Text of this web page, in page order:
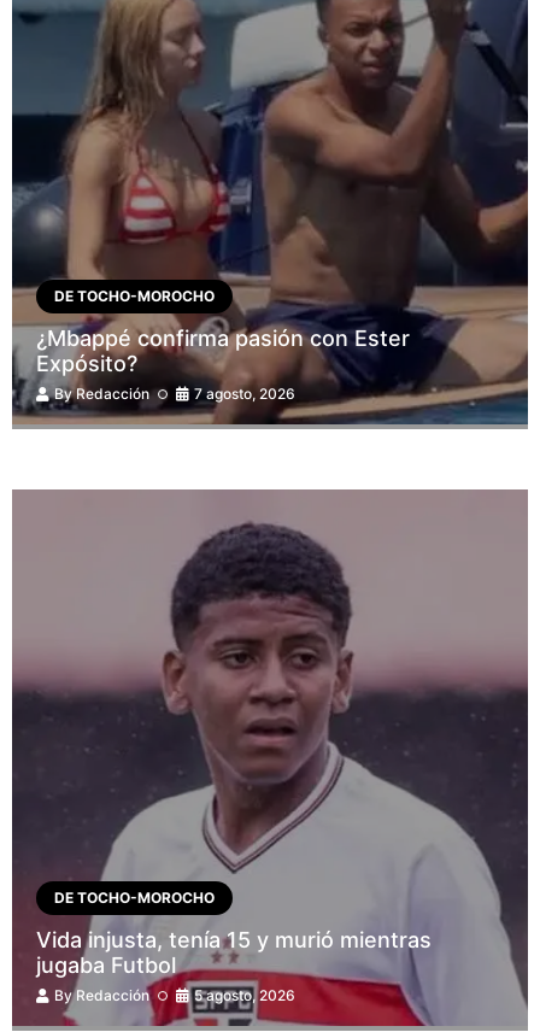
DE TOCHO-MOROCHO
¿Mbappé confirma pasión con Ester
Expósito?
ByRedacción 7 agosto, 2026
DE TOCHO-MOROCHO
Vida injusta, tenía 15 y murió mientras
jugaba Futbol
ByRedacción 5 agosto, 2026